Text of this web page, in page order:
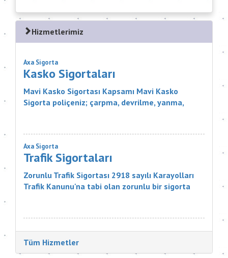
Hizmetlerimiz
Axa Sigorta
Kasko Sigortaları
Mavi Kasko Sigortası Kapsamı Mavi Kasko
Sigorta poliçeniz; çarpma, devrilme, yanma,
Axa Sigorta
Trafik Sigortaları
Zorunlu Trafik Sigortası 2918 sayılı Karayolları
Trafik Kanunu'na tabi olan zorunlu bir sigorta
Tüm Hizmetler